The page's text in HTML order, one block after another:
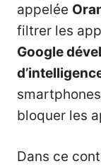
appelée
filtrer les
Google
bloquer les
Dans ce